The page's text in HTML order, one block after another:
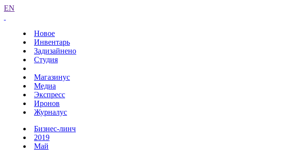
EN
Новое
Инвентарь
Задизайнено
Студия
Магазинус
Медиа
Экспресс
Иронов
Журналус
Бизнес-линч
2019
Май